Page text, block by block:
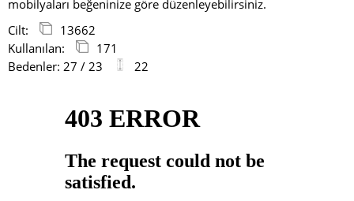
mobilyaları beğeninize göre düzenleyebilirsiniz.
Cilt:
13662
Kullanılan:
171
Bedenler: 27 / 23
22